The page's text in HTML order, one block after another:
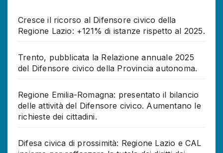
Cresce il ricorso al Difensore civico della
Regione Lazio: +121% di istanze rispetto al 2025.
Trento, pubblicata la Relazione annuale 2025
del Difensore civico della Provincia autonoma.
Regione Emilia-Romagna: presentato il bilancio
delle attività del Difensore civico. Aumentano le
richieste dei cittadini.
Difesa civica di prossimità: Regione Lazio e CAL